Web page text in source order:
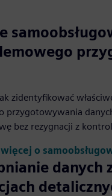
zidentyfikować
przygotowywania
bez rezygnacji z
danych